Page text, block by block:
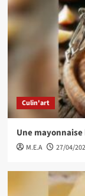
Culin'art
Une
M.E.A 27/04/